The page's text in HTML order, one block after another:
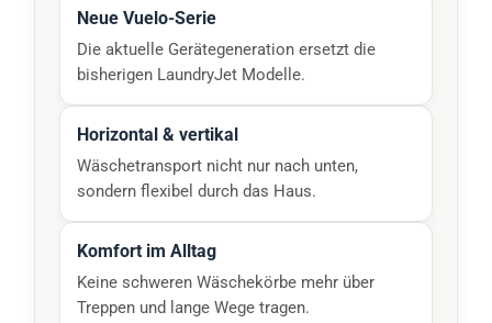
Neue Vuelo-Serie
Die aktuelle Gerätegeneration ersetzt die
bisherigen LaundryJet Modelle.
Horizontal & vertikal
Wäschetransport nicht nur nach unten,
sondern flexibel durch das Haus.
Komfort im Alltag
Keine schweren Wäschekörbe mehr über
Treppen und lange Wege tragen.